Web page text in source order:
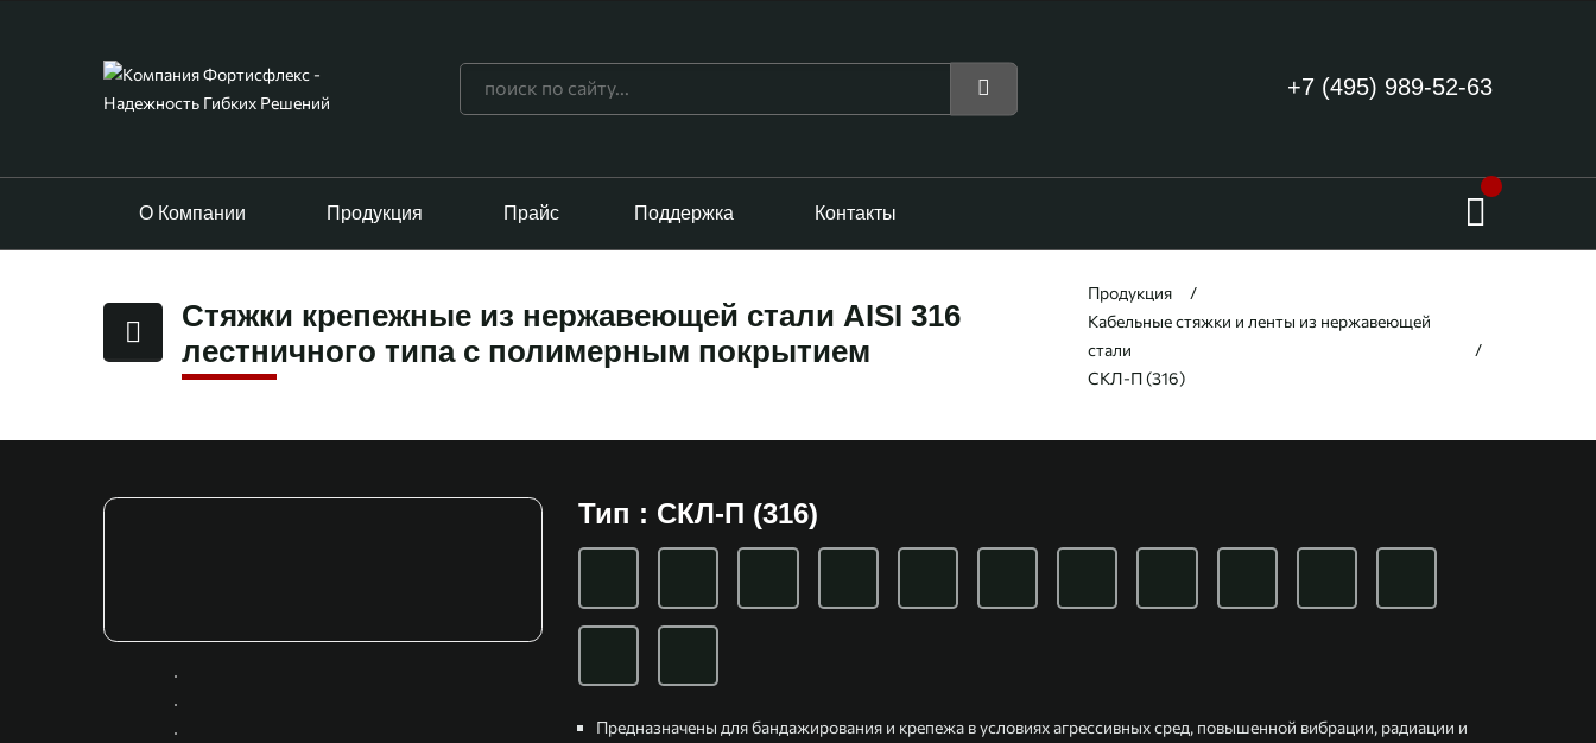
+7 (495) 989-52-63
О Компании Продукция Прайс Поддержка Контакты
Стяжки крепежные из нержавеющей стали AISI 316
лестничного типа с полимерным покрытием
Продукция
Кабельные стяжки и ленты из нержавеющей
стали
СКЛ-П (316)
Тип : СКЛ-П (316)
Предназначены для бандажирования и крепежа в условиях агрессивных сред, повышенной вибрации, радиации и